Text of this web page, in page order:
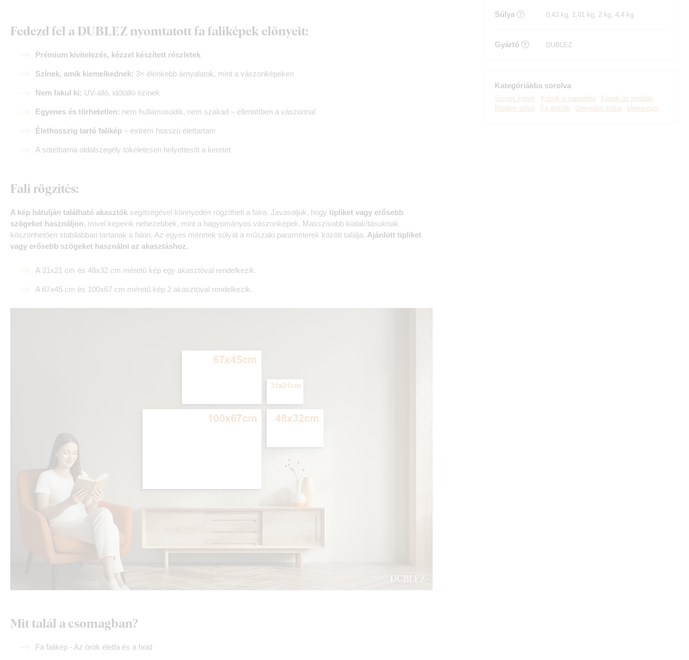
Fedezd fel a DUBLEZ nyomtatott fa faliképek előnyeit:
Prémium kivitelezés, kézzel készített részletek
Színek, amik kiemelkednek: 3× élénkebb árnyalatok, mint a vászonképeken
Nem fakul ki: UV-álló, időtálló színek
Egyenes és törhetetlen: nem hullámosodik, nem szakad – ellentétben a vászonnal
Élethosszig tartó falikép – extrém hosszú élettartam
A sötétbarna oldalszegély tökéletesen helyettesíti a keretet
Fali rögzítés:
A kép hátulján található akasztók segítségével könnyedén rögzítheti a falra. Javasoljuk, hogy tipliket vagy erősebb
szögeket használjon, mivel képeink nehezebbek, mint a hagyományos vászonképek. Masszívabb kialakításuknak
köszönhetően stabilabban tartanak a falon. Az egyes méretek súlyát a műszaki paraméterek között találja. Ajánlott tipliket
vagy erősebb szögeket használni az akasztáshoz.
A 31x21 cm és 48x32 cm méretű kép egy akasztóval rendelkezik.
A 67x45 cm és 100x67 cm méretű kép 2 akasztóval rendelkezik.
Mit talál a csomagban?
Fa falikép - Az örök életfa és a hold
Súlya 0,43 kg, 1,01 kg, 2 kg, 4,4 kg
Gyártó DUBLEZ
Kategóriákba sorolva
Színes képek Képek a nappaliba
Képek az irodába
Modern stílus
Fa életfák Orientális stílus Univerzum